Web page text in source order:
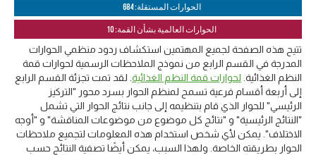
الحوارات المستقلة: 684
الحوارات العالمية بشأن القمة: 10
تتيح هذه الصفحة لجميع المهتمين استكشاف ردود منظمي الحوارات
المدرجة في القسم الرابع من نموذج الملاحظات الرسمية لحوارات قمة
النظم الغذائية. لحوارات قمة النظم الغذائية . لقد تمت تجزئة القسم الرابع
إلى أربعة أقسام فرعية تسمح لمنظم الحوار بسرد محور "التركيز
الرئيسي" للحوار الذي قام بتنظيمه إلى جانب نتائج الحوار التي تشمل
"النتائج الرئيسية" و "نتائج كل موضوع من موضوعات المناقشة" و "أوجه
الاختلاف". يمكن لأي شخص استخدام هذه المعلومات لتجميع ملاحظات
الحوار بطريقته الخاصة. ولهذا السبب، يمكن أيضًا تصفية النتائج حسب